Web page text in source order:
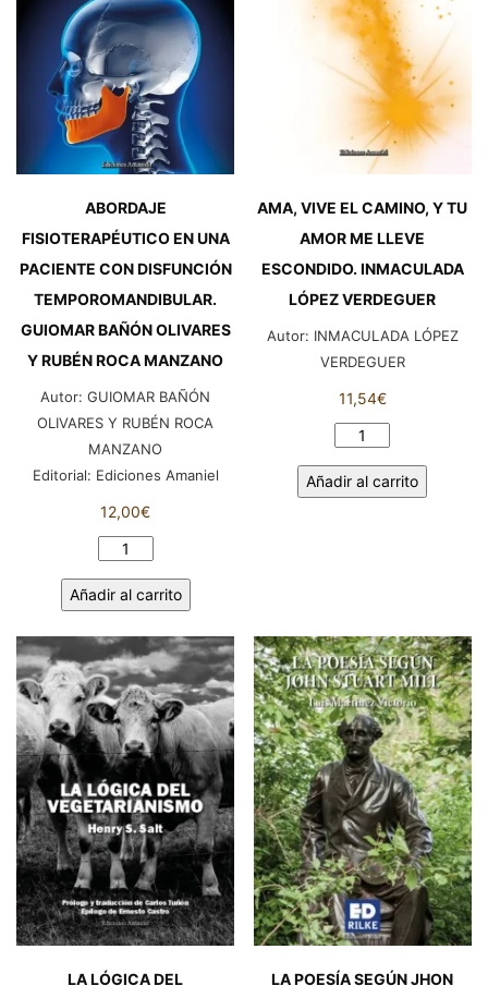
RICO
cantidad
ABORDAJE
FISIOTERAPÉUTICO EN UNA
PACIENTE CON DISFUNCIÓN
TEMPOROMANDIBULAR.
GUIOMAR BAÑÓN OLIVARES
Y RUBÉN ROCA MANZANO
Autor: GUIOMAR BAÑÓN
OLIVARES Y RUBÉN ROCA
MANZANO
Editorial: Ediciones Amaniel
12,00€
ABORDAJE
EN
PACIENTE
CON
DISFUNCIÓN
TEMPOROMANDIBULAR.
GUIOMAR
BAÑÓN
OLIVARES
Y
RUBÉN
ROCA
MANZANO
cantidad
Añadir al carrito
AMA, VIVE EL CAMINO, Y TU
AMOR ME LLEVE
ESCONDIDO. INMACULADA
LÓPEZ VERDEGUER
Autor: INMACULADA LÓPEZ
VERDEGUER
11,54€
AMA,
EL
LLEVE
ESCONDIDO.
INMACULADA
LÓPEZ
VERDEGUER
cantidad
Añadir al carrito
LA LÓGICA DEL
LA POESÍA SEGÚN JHON